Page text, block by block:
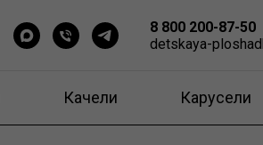
8 800 200-87-50
detskaya-
Качели Карусели